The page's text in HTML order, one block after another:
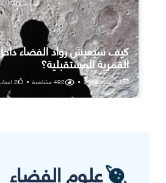
كيف سيعيش رواد الفضاء
القمرية المستقبلية؟
25 يوليو، 2026 •
492مشاهدة •
2
علوم الفضاء